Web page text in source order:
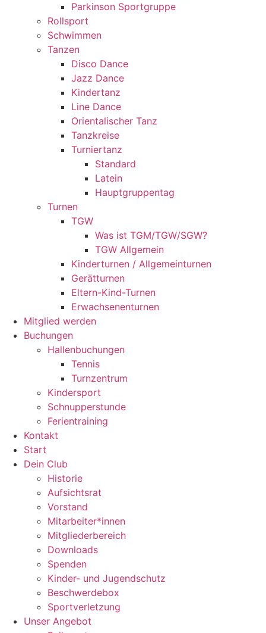
Parkinson Sportgruppe
Rollsport
Schwimmen
Tanzen
Disco Dance
Jazz Dance
Kindertanz
Line Dance
Orientalischer Tanz
Tanzkreise
Turniertanz
Standard
Latein
Hauptgruppentag
Turnen
TGW
Was ist TGM/TGW/SGW?
TGW Allgemein
Kinderturnen / Allgemeinturnen
Gerätturnen
Eltern-Kind-Turnen
Erwachsenenturnen
Mitglied werden
Buchungen
Hallenbuchungen
Tennis
Turnzentrum
Kindersport
Schnupperstunde
Ferientraining
Kontakt
Start
Dein Club
Historie
Aufsichtsrat
Vorstand
Mitarbeiter*innen
Mitgliederbereich
Downloads
Spenden
Kinder- und Jugendschutz
Beschwerdebox
Sportverletzung
Unser Angebot